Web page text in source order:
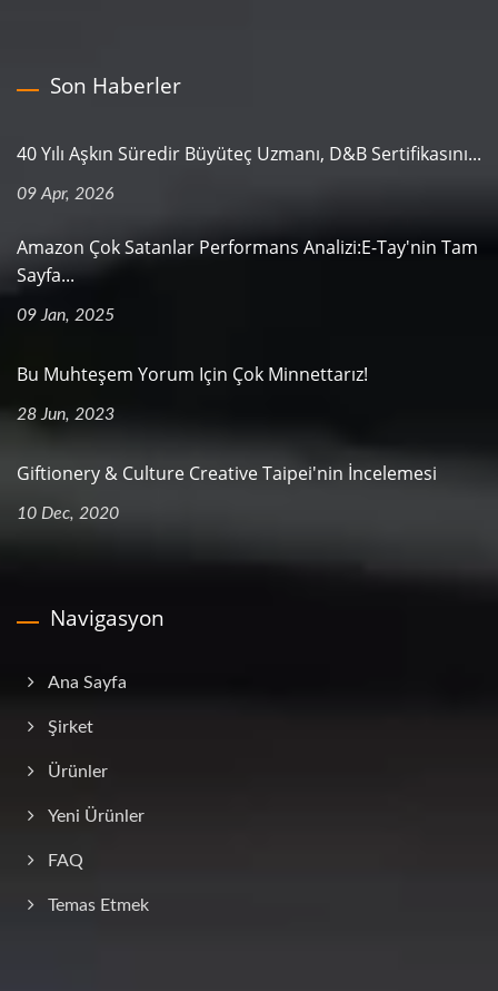
Son Haberler
40 Yılı Aşkın Süredir Büyüteç Uzmanı, D&B Sertifikasını...
09 Apr, 2026
Amazon Çok Satanlar Performans Analizi:E-Tay'nin Tam
Sayfa...
09 Jan, 2025
Bu Muhteşem Yorum Için Çok Minnettarız!
28 Jun, 2023
Giftionery & Culture Creative Taipei'nin İncelemesi
10 Dec, 2020
Navigasyon
Ana Sayfa
Şirket
Ürünler
Yeni Ürünler
FAQ
Temas Etmek